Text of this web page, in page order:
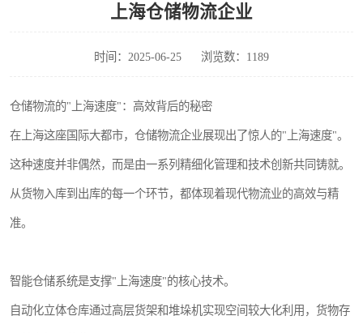
上海仓储物流企业
时间：2025-06-25 浏览数：1189
仓储物流的"上海速度"：高效背后的秘密
在上海这座国际大都市，仓储物流企业展现出了惊人的"上海速度"。
这种速度并非偶然，而是由一系列精细化管理和技术创新共同铸就。
从货物入库到出库的每一个环节，都体现着现代物流业的高效与精
准。
智能仓储系统是支撑"上海速度"的核心技术。
自动化立体仓库通过高层货架和堆垛机实现空间较大化利用，货物存
上海仓库代运营
上海第三方仓储
仓储
上海托管仓库